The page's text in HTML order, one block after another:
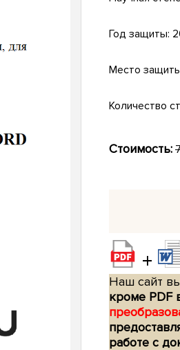
Год защиты:
Место
Количество
Стоимость:
+
Наш сайт
кроме PDF
работе с